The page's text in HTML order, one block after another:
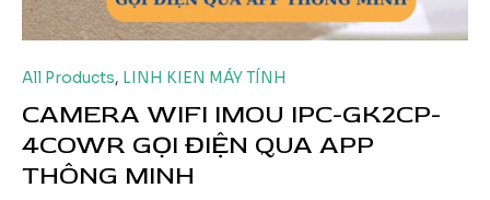
All Products, LINH KIEN MÁY TÍNH
CAMERA WIFI IMOU IPC-GK2CP-
4COWR GỌI ĐIỆN QUA APP
THÔNG MINH